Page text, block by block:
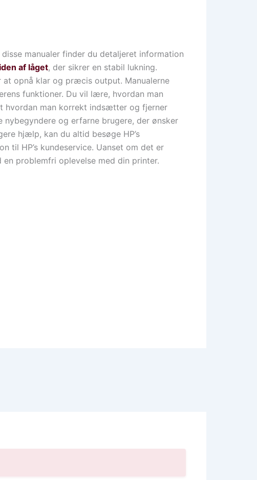
manualer finder du detaljeret information
af låget, der sikrer en stabil lukning.
opnå klar og præcis output. Manualerne
funktioner. Du vil lære, hvordan man
hvordan man korrekt indsætter og fjerner
og erfarne brugere, der ønsker
hjælp, kan du altid besøge HP’s
til HP’s kundeservice. Uanset om det er
problemfri oplevelse med din printer.